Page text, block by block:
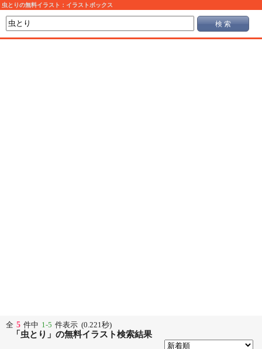
虫とりの無料イラスト：イラストボックス
検 索
全 5 件中 1-5 件表示 (0.221秒)
「虫とり」の無料イラスト検索結果